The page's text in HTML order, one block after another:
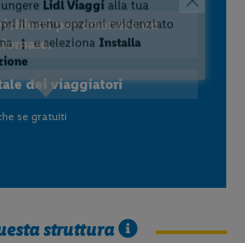
per ottenere un
dei viaggiatori
se gratuiti
struttura